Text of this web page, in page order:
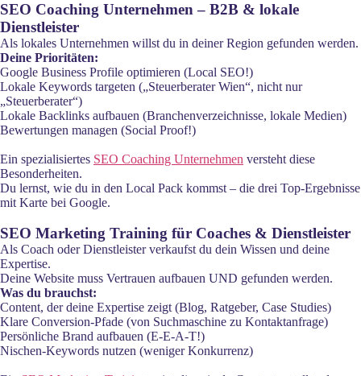
SEO Coaching Unternehmen – B2B & lokale
Dienstleister
Als lokales Unternehmen willst du in deiner Region gefunden werden.
Deine Prioritäten:
Google Business Profile optimieren (Local SEO!)
Lokale Keywords targeten („Steuerberater Wien“, nicht nur
„Steuerberater“)
Lokale Backlinks aufbauen (Branchenverzeichnisse, lokale Medien)
Bewertungen managen (Social Proof!)
Ein spezialisiertes SEO Coaching Unternehmen versteht diese
Besonderheiten.
Du lernst, wie du in den Local Pack kommst – die drei Top-Ergebnisse
mit Karte bei Google.
SEO Marketing Training für Coaches & Dienstleister
Als Coach oder Dienstleister verkaufst du dein Wissen und deine
Expertise.
Deine Website muss Vertrauen aufbauen UND gefunden werden.
Was du brauchst:
Content, der deine Expertise zeigt (Blog, Ratgeber, Case Studies)
Klare Conversion-Pfade (von Suchmaschine zu Kontaktanfrage)
Persönliche Brand aufbauen (E-E-A-T!)
Nischen-Keywords nutzen (weniger Konkurrenz)